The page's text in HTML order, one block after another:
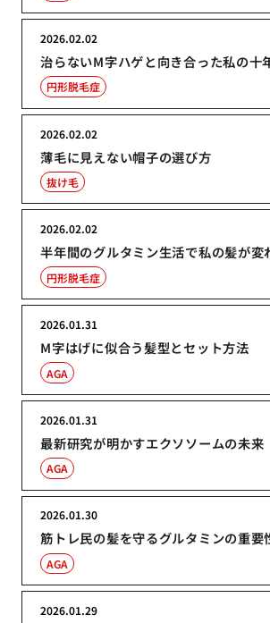
治らないM字ハゲと向き合った私の十
2026.02.02
円形脱毛症
薄毛に見えない帽子の選び方
2026.02.02
抜け毛
半年間のグルタミン生活で私の髪が変
2026.02.02
円形脱毛症
M字はげに似合う髪型とセット方法
2026.01.31
AGA
最新研究が明かすエクソソームの未来
2026.01.31
AGA
筋トレ民の髪を守るグルタミンの重要
2026.01.30
AGA
2026.01.29